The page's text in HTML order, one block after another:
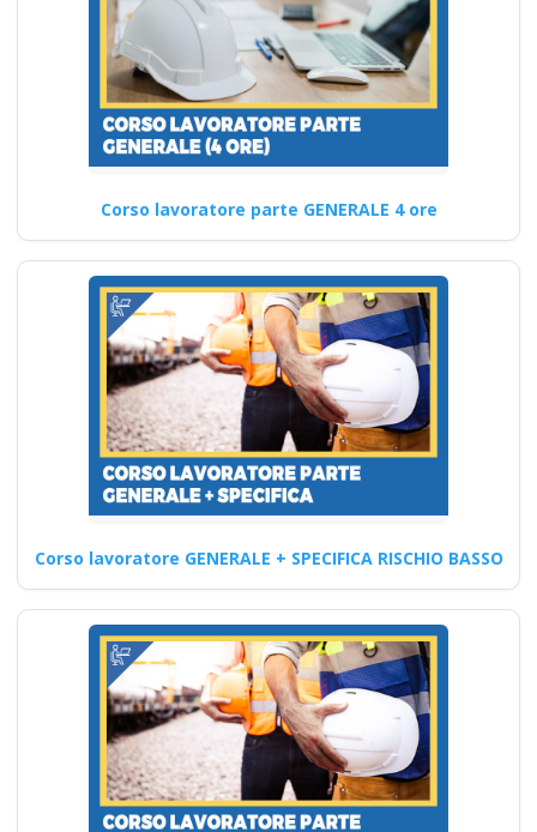
sicurezza e alla prevenzione…
Continua
Corso di pronto
intervento in caso di
avvelenamento in
una pasticceria
corso formatore rspp
datore lavoratori
rischio basso medio
alto
Quali sono i requisiti necessari
per tenere corsi di formazione
Continua
Gestione del rischio
basso: corso sulla
parte generale
Corso lavoratore parte GENERALE 4 ore
Corso lavoratore GENERALE + SPECIFICA RISCHIO BASSO